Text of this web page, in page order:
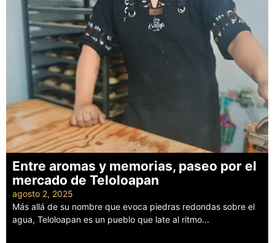
Entre aromas y memorias, paseo por el
mercado de Teloloapan
agosto 2, 2025
Más allá de su nombre que evoca piedras redondas sobre el
agua, Teloloapan es un pueblo que late al ritmo...